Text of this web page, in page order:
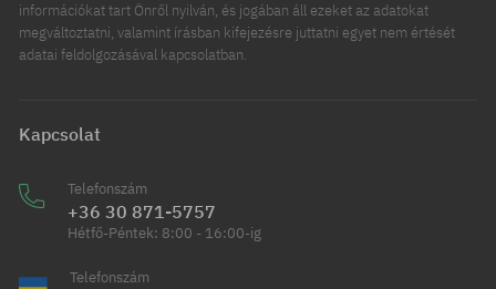
információkat tart Önről nyilván, és jogában áll ezeket az adatokat
megváltoztatni, valamint írásban kifejezésre juttatni egyet nem értését
adatai feldolgozásával kapcsolatban.
Kapcsolat
Telefonszám
+36 30 871-5757
Hétfő-Péntek: 8:00 - 16:00-ig
Telefonszám